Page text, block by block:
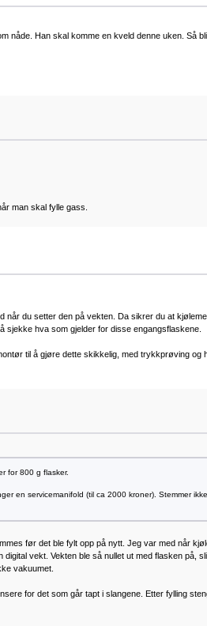
nåde. Han skal komme en kveld denne uken. Så
man skal fylle gass.
du setter den på vekten. Da sikrer du at
hva som gjelder for disse engangsflaskene.
til å gjøre dette skikkelig, med trykkprøving og
for 800 g flasker.
en servicemanifold (til ca 2000 kroner). Stemmer
før det ble fylt opp på nytt. Jeg var med når
vekt. Vekten ble så nullet ut med flasken
vakuumet.
for det som går tapt i slangene. Etter fylling